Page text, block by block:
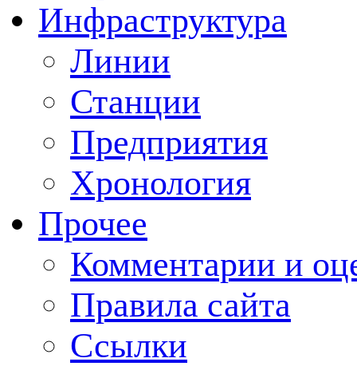
Инфраструктура
Линии
Станции
Предприятия
Хронология
Прочее
Комментарии и
Правила сайта
Ссылки